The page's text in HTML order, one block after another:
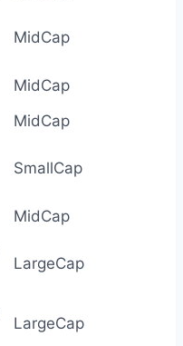
MidCap
MidCap
MidCap
SmallCap
MidCap
LargeCap
LargeCap